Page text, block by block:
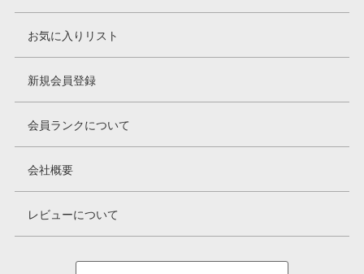
お気に入りリスト
新規会員登録
会員ランクについて
会社概要
レビューについて